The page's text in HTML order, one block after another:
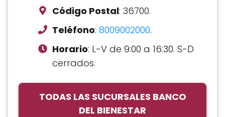
Código Postal: 36700.
Teléfono: 8009002000.
Horario: L-V de 9:00 a 16:30. S-D
cerrados.
TODAS LAS SUCURSALES BANCO
DEL BIENESTAR